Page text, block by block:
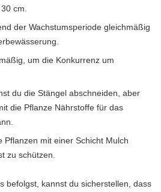
cm.
der Wachstumsperiode gleichmäßig
um die Konkurrenz um
du die Stängel abschneiden, aber
die Pflanze Nährstoffe für das
Pflanzen mit einer Schicht Mulch
zu schützen.
befolgst, kannst du sicherstellen, dass